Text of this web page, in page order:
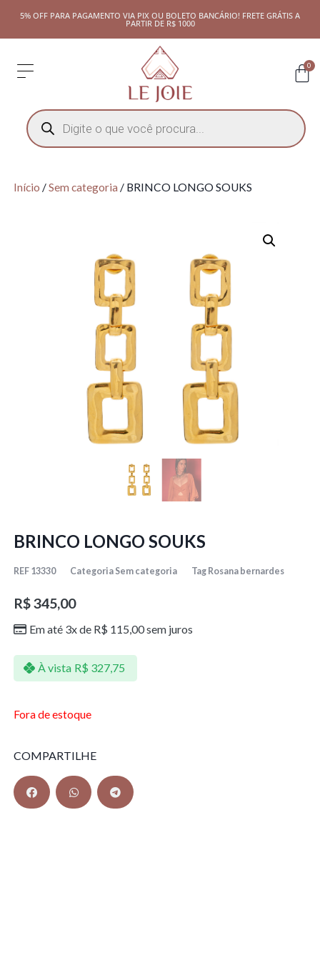
5% OFF PARA PAGAMENTO VIA PIX OU BOLETO BANCÁRIO! FRETE GRÁTIS A
PARTIR DE R$ 1000
0
Início /Sem categoria / BRINCO LONGO SOUKS
BRINCO LONGO SOUKS
REF 13330 Categoria Sem categoria Tag Rosana bernardes
R$345,00
Em até 3x de R$ 115,00sem juros
À vista R$ 327,75
Fora de estoque
COMPARTILHE